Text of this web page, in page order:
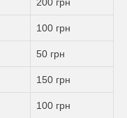
100 грн
50 грн
150 грн
100 грн